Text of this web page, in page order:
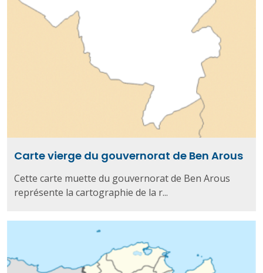
Carte vierge du gouvernorat de Ben Arous
Cette carte muette du gouvernorat de Ben Arous
représente la cartographie de la r...